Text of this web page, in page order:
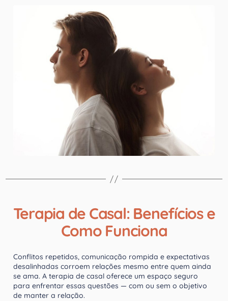
Terapia de Casal: Benefícios e
Como Funciona
Conflitos repetidos, comunicação rompida e expectativas
desalinhadas corroem relações mesmo entre quem ainda
se ama. A terapia de casal oferece um espaço seguro
para enfrentar essas questões — com ou sem o objetivo
de manter a relação.